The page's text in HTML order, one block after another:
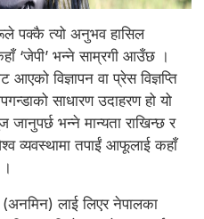
पक्कै त्यो अनुभव हासिल
‘जेपी’ भन्ने साम्रगी आउँछ ।
आएको विज्ञापन वा प्रेस विज्ञप्ति
साधारण उदाहरण हो यो
जानुपर्छ भन्ने मान्यता राखिन्छ र
व्यवस्थामा तपाईं आफूलाई कहाँ
लाई लिएर नेपालका